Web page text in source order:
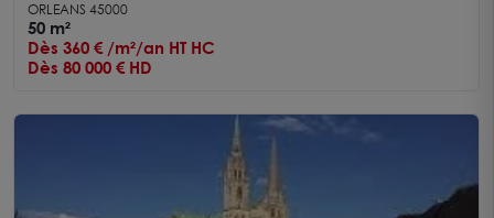
CHARLES SANGLIER
ORLEANS 45000
50 m²
Dès 360 € /m²/an HT HC
Dès 80 000 € HD